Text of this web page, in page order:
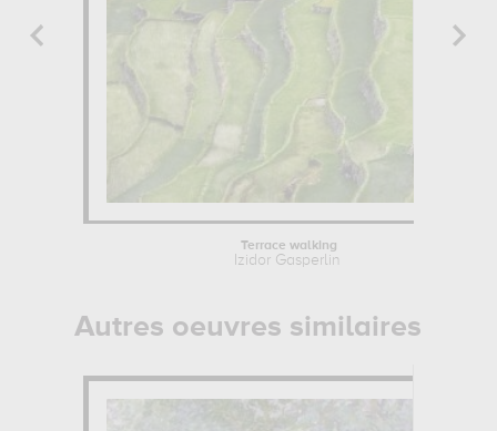
Terrace walking
Izidor Gasperlin
Autres oeuvres similaires